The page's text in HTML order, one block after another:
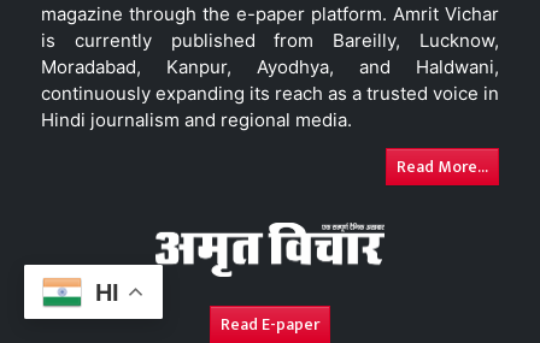
HI
magazine through the e-paper platform. Amrit Vichar
is currently published from Bareilly, Lucknow,
Moradabad, Kanpur, Ayodhya, and Haldwani,
continuously expanding its reach as a trusted voice in
Hindi journalism and regional media.
Read More...
Read E-paper